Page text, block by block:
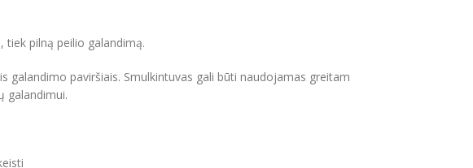
pilną peilio galandimą.
paviršiais. Smulkintuvas gali būti naudojamas greitam
galandimui.